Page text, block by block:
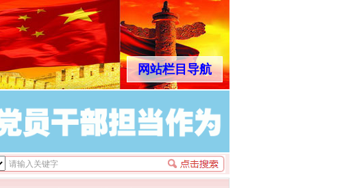
网站栏目导航